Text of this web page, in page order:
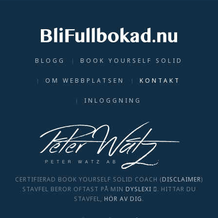
BLOGG BOOK YOURSELF SOLID
OM WEBBPLATSEN KONTAKT
INLOGGNING
CERTIFIERAD BOOK YOURSELF SOLID COACH (DISCLAIMER)
STAVFEL BEROR OFTAST PÅ MIN DYSLEXI
. HITTAR DU
STAVFEL, HÖR AV DIG.